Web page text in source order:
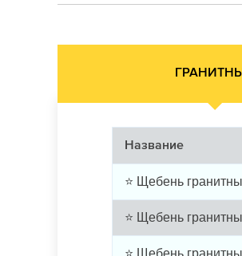
Название
⭐ Щебень
⭐ Щебень